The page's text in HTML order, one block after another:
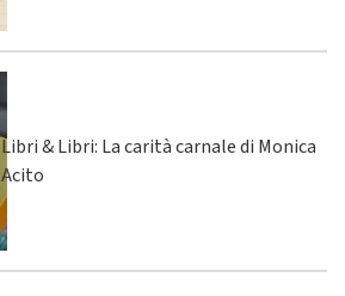
Libri & Libri: La carità carnale di Monica
Acito